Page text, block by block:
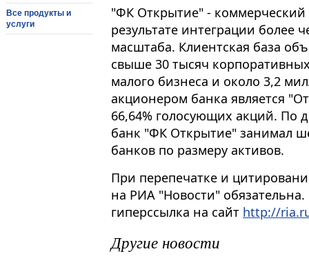
Все продукты и
услуги
"ФК Открытие" -
результате интеграции более
масштаба. Клиентская база
свыше 30 тысяч
малого бизнеса и около 3,2
акционером банка является
66,64% голосующих акций. По
банк "ФК Открытие" занимал
банков по размеру активов.
При перепечатке и
на РИА "Новости"
гиперссылка на сайт http://
Другие новости